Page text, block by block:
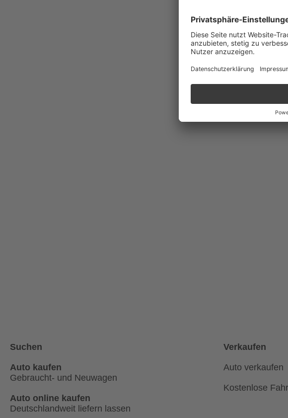
Suchen
Auto kaufen
Gebraucht- und Neuwagen
Auto online kaufen
Deutschlandweit liefern lassen
Verkaufen
Auto verkaufen
Kostenlose